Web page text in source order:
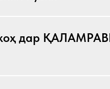
дар